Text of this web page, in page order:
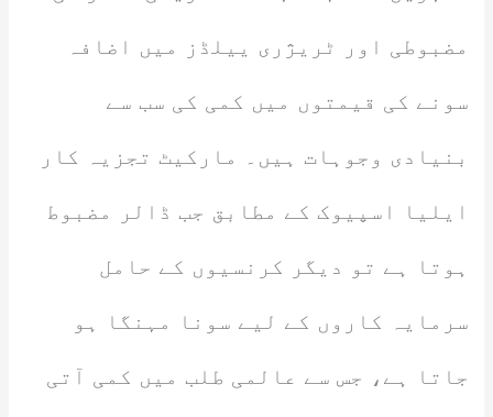
مضبوطی اور ٹریژری ییلڈز میں اضافہ
سونے کی قیمتوں میں کمی کی سب سے
بنیادی وجوہات ہیں۔ مارکیٹ تجزیہ کار
ایلیا اسپیوک کے مطابق جب ڈالر مضبوط
ہوتا ہے تو دیگر کرنسیوں کے حامل
سرمایہ کاروں کے لیے سونا مہنگا ہو
جاتا ہے، جس سے عالمی طلب میں کمی آتی